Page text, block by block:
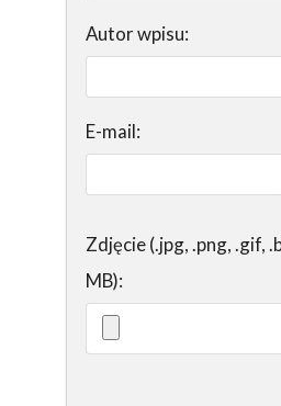
Autor wpisu:
E-mail:
Zdjęcie (.jpg, .png, .gif,
MB):